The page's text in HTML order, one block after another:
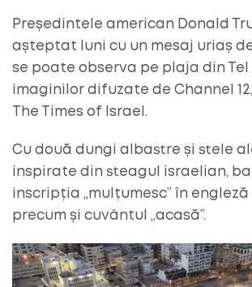
Președintele american Donald
așteptat luni cu un mesaj uriaș
se poate observa pe plaja din Tel
imaginilor difuzate de Channel
The Times of Israel.
Cu două dungi albastre și stele
inspirate din steagul israelian,
inscripția „mulțumesc” în
precum și cuvântul „acasă”.